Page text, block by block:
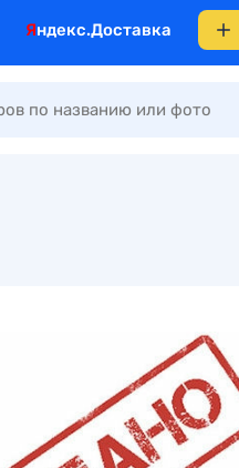
Яндекс.Доставка